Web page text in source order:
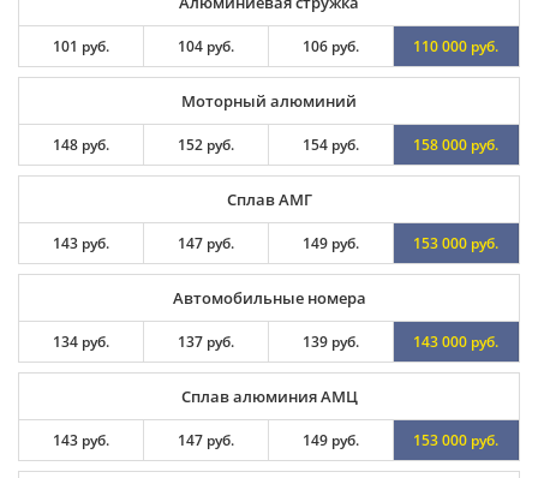
101 руб. 104 руб. 106 руб. 110 000 руб.
Моторный алюминий
148 руб. 152 руб. 154 руб. 158 000 руб.
Сплав АМГ
143 руб. 147 руб. 149 руб. 153 000 руб.
Автомобильные номера
134 руб. 137 руб. 139 руб. 143 000 руб.
Сплав алюминия АМЦ
143 руб. 147 руб. 149 руб. 153 000 руб.